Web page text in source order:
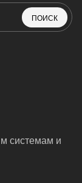
ПОИСК
системам и